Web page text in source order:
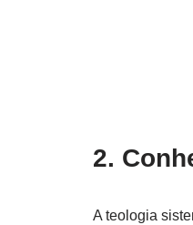
2.
A teologia